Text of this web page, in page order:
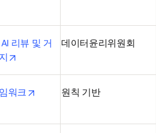
리뷰 및 거
데이터윤리위원회
워크 opens in new tab/window
원칙 기반